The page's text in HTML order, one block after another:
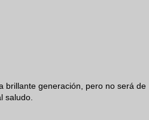
brillante generación, pero no será de
saludo.